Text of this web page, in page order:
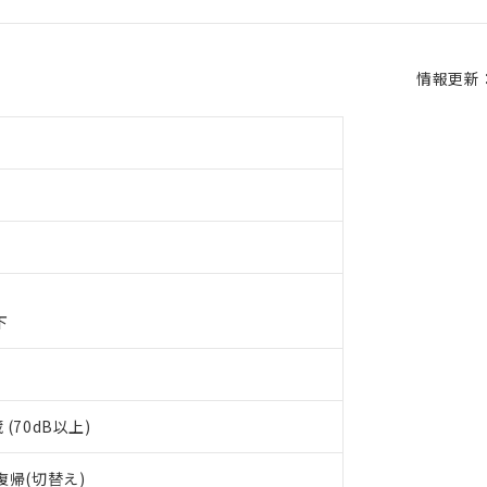
情報更新
(70dB以上)
帰(切替え)
いただき、同意のうえご利用ください。
当社制御機器事業取扱商品の当社在庫状況および標準価格(税抜)を
指令（10物質）の非含有に対応した製品が提供可能な商品です。
指令（10物質）の非含有に対応した製品に切り替える予定のある商
RoHS指令（10物質）の非含有の対応状況を調査中または確認中の商
ス料など無形物で、有害物質有無と関係のない商品です。
：
表
含有率が中国RoHSの基準値を超えていることを示します。
貴社製品のうち、外国為替および外国貿易法に定める商品（以下｢